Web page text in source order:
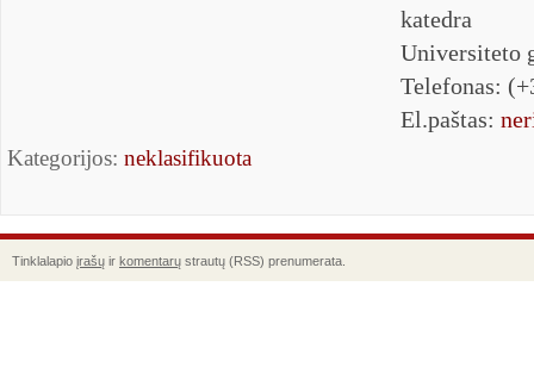
katedra
Universiteto
Telefonas:
El.paštas:
Kategorijos: neklasifikuota
Tinklalapio įrašų ir komentarų strautų (RSS) prenumerata.